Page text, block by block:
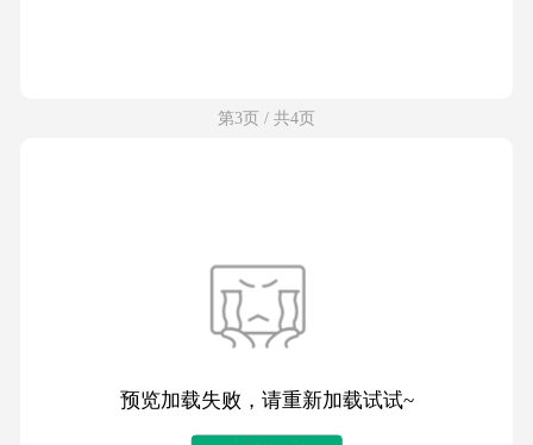
第3页 / 共4页
预览加载失败，请重新加载试试~